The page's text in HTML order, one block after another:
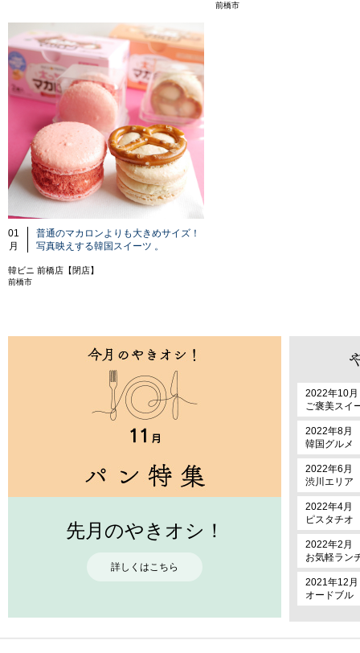
前橋市
01
月
普通のマカロンよりも大きめサイズ！
写真映えする韓国スイーツ 。
韓ビニ 前橋店【閉店】
前橋市
先月のやきオシ！
詳しくはこちら
2022年10月
ご褒美スイ
2022年8月
韓国グルメ
2022年6月
渋川エリア
2022年4月
ピスタチオ
2022年2月
お気軽ラン
2021年12月
オードブル